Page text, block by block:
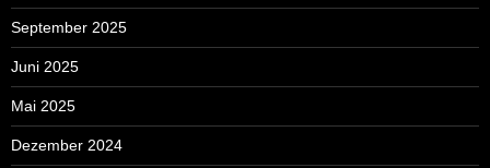
September 2025
Juni 2025
Mai 2025
Dezember 2024